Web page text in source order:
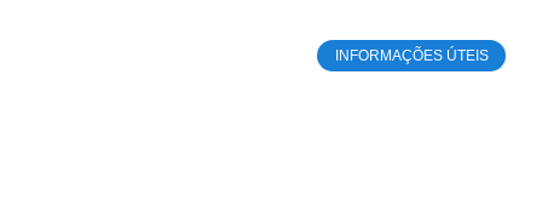
INFORMAÇÕES ÚTEIS